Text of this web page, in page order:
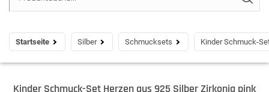
Startseite Silber Schmucksets Kinder Schmuck-
Kinder Schmuck-Set Herzen aus 925 Silber Zirkonia pink